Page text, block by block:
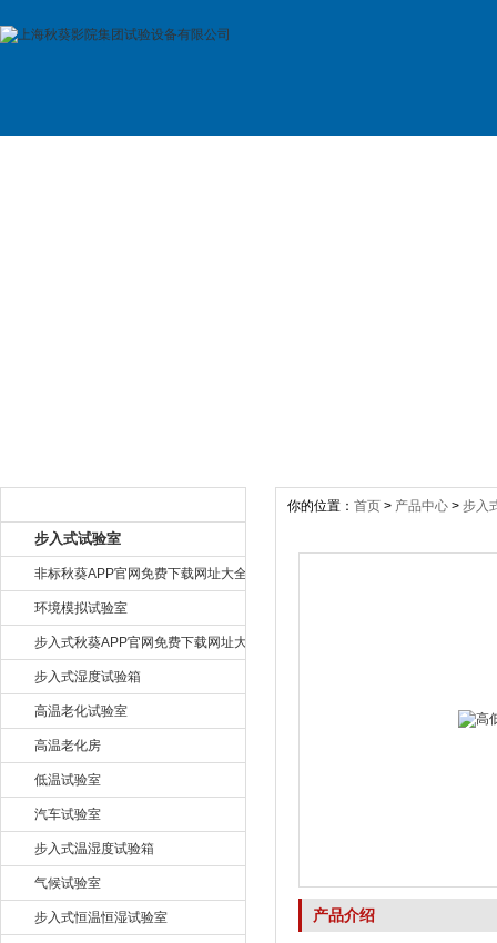
步入式试验室
非标秋葵APP官网免费下载网址大全
环境模拟试验室
步入式秋葵APP官网免费下载网址大全
步入式湿度试验箱
高温老化试验室
高温老化房
低温试验室
汽车试验室
步入式温湿度试验箱
气候试验室
步入式恒温恒湿试验室
你的位置： 首页 > 产品中心 > 步入
产品介绍